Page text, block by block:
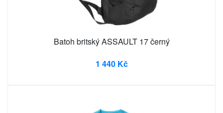
Batoh britský ASSAULT 17 černý
1 440 Kč